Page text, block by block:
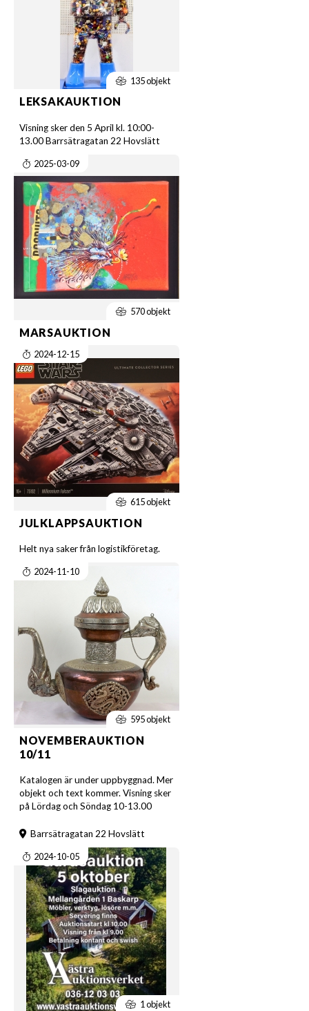
135 objekt
LEKSAKAUKTION
Visning sker den 5 April kl. 10:00-
13.00 Barrsätragatan 22 Hovslätt
2025-03-09
570 objekt
MARSAUKTION
2024-12-15
615 objekt
JULKLAPPSAUKTION
Helt nya saker från logistikföretag.
2024-11-10
595 objekt
NOVEMBERAUKTION
10/11
Katalogen är under uppbyggnad. Mer
objekt och text kommer. Visning sker
på Lördag och Söndag 10-13.00
Barrsätragatan 22 Hovslätt
2024-10-05
1 objekt